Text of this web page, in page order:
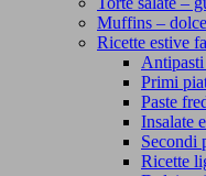
Muffins –
Ricette estive
Primi
Paste
Insalate
Secondi
Ricette